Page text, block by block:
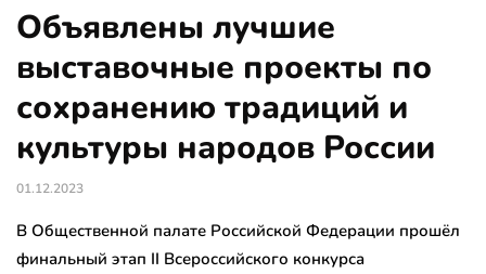
Объявлены лучшие
выставочные проекты по
сохранению традиций и
культуры народов России
01.12.2023
В Общественной палате Российской Федерации прошёл
финальный этап II Всероссийского конкурса